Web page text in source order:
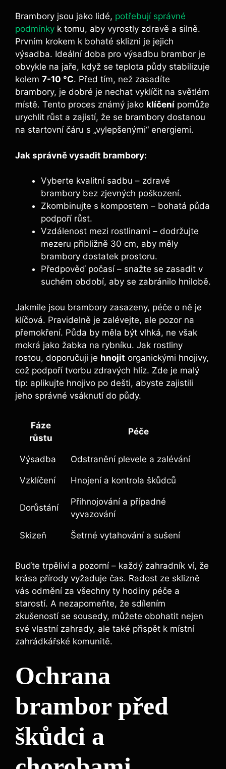
Brambory jsou jako lidé, potřebují správné
podmínky k tomu, aby vyrostly zdravě a silně.
Prvním krokem k bohaté sklizni je jejich
výsadba. Ideální doba pro výsadbu brambor je
obvykle na jaře, když se teplota půdy stabilizuje
kolem 7-10 °C. Před tím, než zasadíte
brambory, je dobré je nechat vyklíčit na světlém
místě. Tento proces známý jako klíčení pomůže
urychlit růst a zajistí, že se brambory dostanou
na startovní čáru s „vylepšenými“ energiemi.
Jak správně vysadit brambory:
Vyberte kvalitní sadbu – zdravé
brambory bez zjevných poškození.
Zkombinujte s kompostem – bohatá půda
podpoří růst.
Vzdálenost mezi rostlinami – dodržujte
mezeru přibližně 30 cm, aby měly
brambory dostatek prostoru.
Předpověď počasí – snažte se zasadit v
suchém období, aby se zabránilo hnilobě.
Jakmile jsou brambory zasazeny, péče o ně je
klíčová. Pravidelně je zalévejte, ale pozor na
přemokření. Půda by měla být vlhká, ne však
mokrá jako žabka na rybníku. Jak rostliny
rostou, doporučuji je hnojit organickými hnojivy,
což podpoří tvorbu zdravých hlíz. Zde je malý
tip: aplikujte hnojivo po dešti, abyste zajistili
jeho správné vsáknutí do půdy.
Fáze
růstu
Péče
Výsadba Odstranění plevele a zalévání
Vzklíčení Hnojení a kontrola škůdců
Dorůstání
Přihnojování a případné
vyvazování
Skizeň Šetrné vytahování a sušení
Buďte trpěliví a pozorní – každý zahradník ví, že
krása přírody vyžaduje čas. Radost ze sklizně
vás odmění za všechny ty hodiny péče a
starostí. A nezapomeňte, že sdílením
zkušeností se sousedy, můžete obohatit nejen
své vlastní zahrady, ale také přispět k místní
zahrádkářské komunitě.
Ochrana
brambor před
škůdci a